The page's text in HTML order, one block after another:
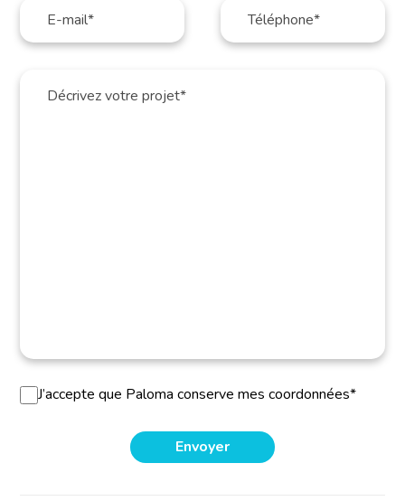
J’accepte que Paloma conserve mes coordonnées*